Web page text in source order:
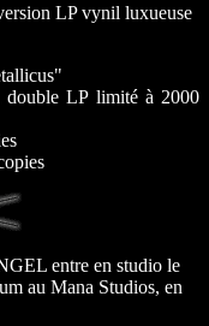
LP vynil luxueuse
LP limité à 2000
entre en studio le
au Mana Studios, en